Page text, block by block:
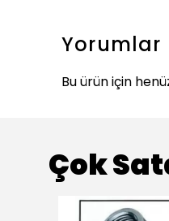
Yorumlar
Bu ürün için
Çok